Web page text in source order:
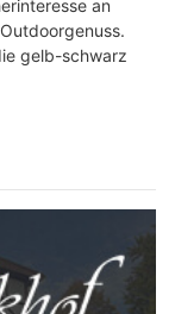
an
gelb-schwarz